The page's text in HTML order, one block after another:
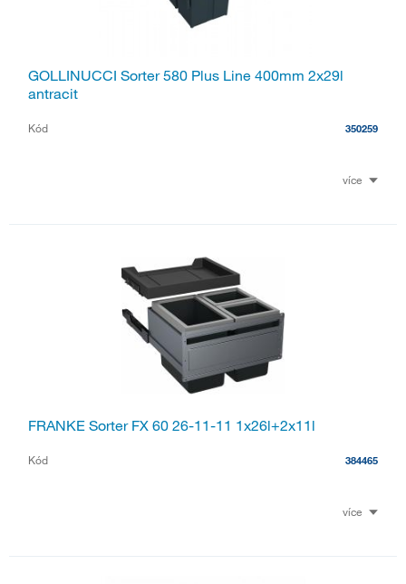
GOLLINUCCI Sorter 580 Plus Line 400mm 2x29l
antracit
Kód 350259
více
FRANKE Sorter FX 60 26-11-11 1x26l+2x11l
Kód 384465
více